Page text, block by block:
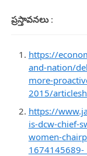
ప్రస్తావనలు:
https://
and-nation/
more-
2015/
https://
is-dcw-chief-
women-
1674145689-